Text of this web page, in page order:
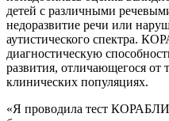
детей с различными
недоразвитие речи или
аутистического спектра.
диагностическую
развития, отличающегося от
клинических популяциях.
«Я проводила тест